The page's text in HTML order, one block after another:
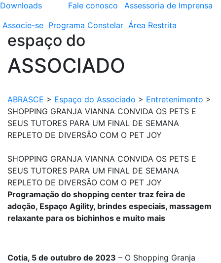
Downloads
Fale conosco
Assessoria de Imprensa
Associe-se Programa Constelar Área Restrita
espaço do
ASSOCIADO
ABRASCE > Espaço do Associado > Entretenimento >
SHOPPING GRANJA VIANNA CONVIDA OS PETS E
SEUS TUTORES PARA UM FINAL DE SEMANA
REPLETO DE DIVERSÃO COM O PET JOY
SHOPPING GRANJA VIANNA CONVIDA OS PETS E
SEUS TUTORES PARA UM FINAL DE SEMANA
REPLETO DE DIVERSÃO COM O PET JOY
Programação do shopping center traz feira de
adoção, Espaço Agility, brindes especiais, massagem
relaxante para os bichinhos e muito mais
Cotia, 5 de outubro de 2023 – O Shopping Granja